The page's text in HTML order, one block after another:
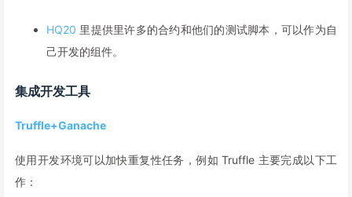
HQ20 里提供里许多的合约和他们的测试脚本，可以作为自
己开发的组件。
集成开发工具
Truffle+Ganache
使用开发环境可以加快重复性任务，例如 Truffle 主要完成以下工
作：